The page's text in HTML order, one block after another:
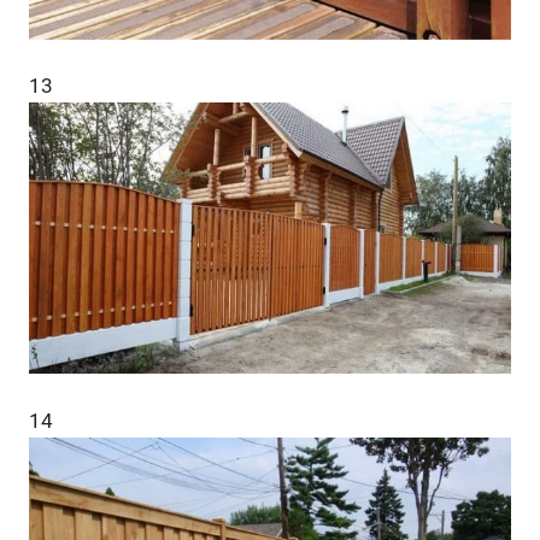
13
14